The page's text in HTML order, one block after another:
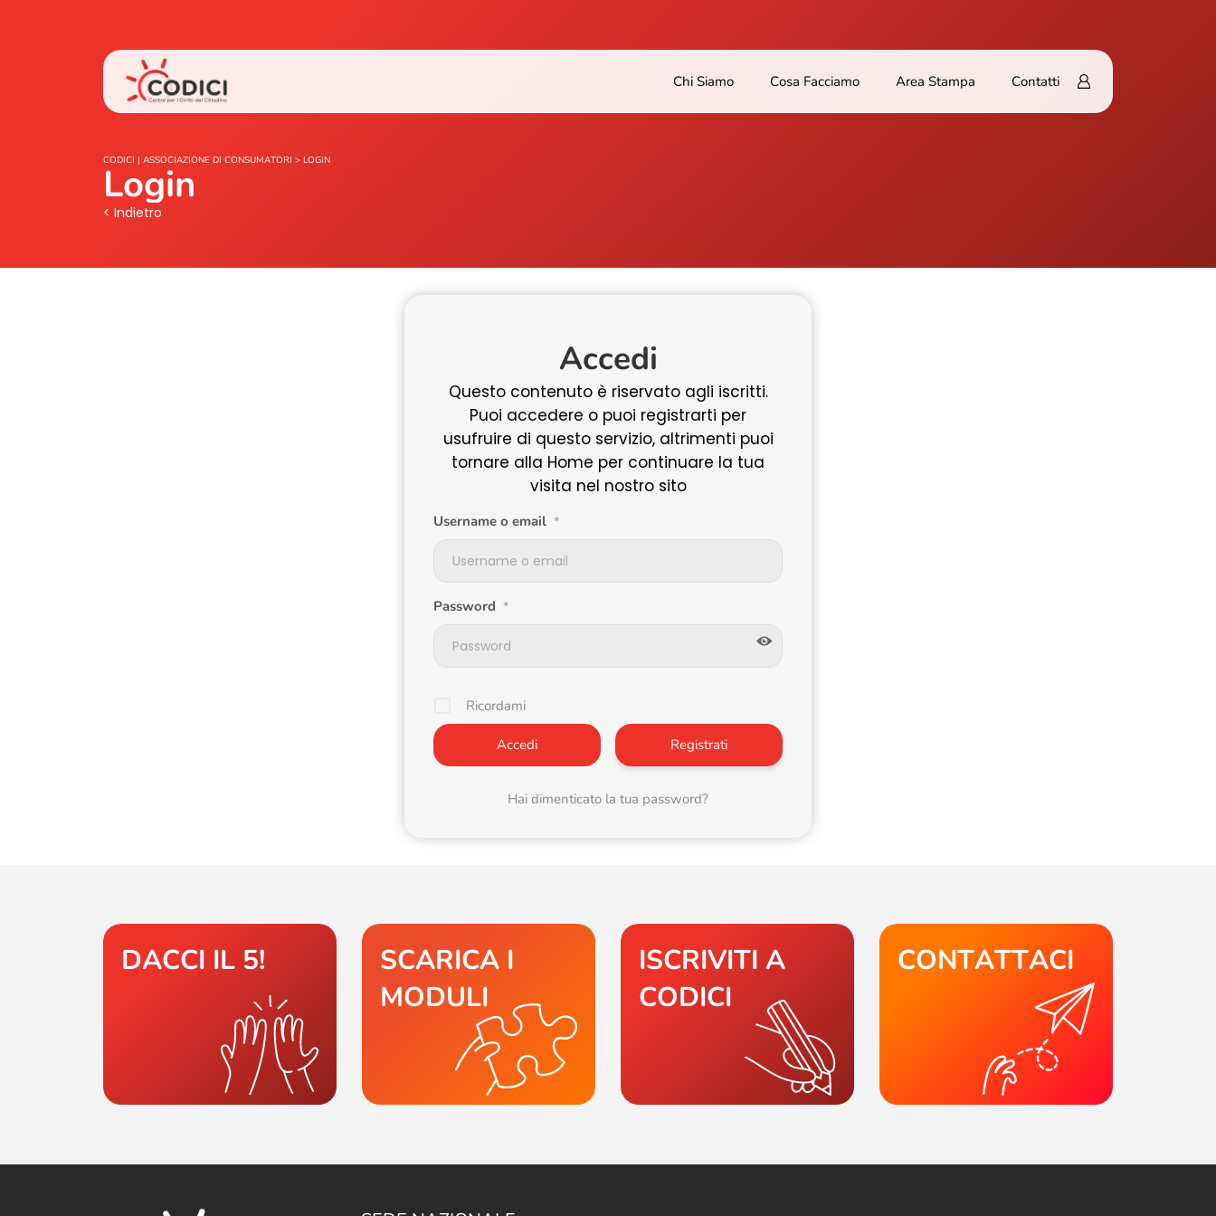
Chi Siamo Cosa Facciamo Area Stampa Contatti
CODICI | ASSOCIAZIONE DI CONSUMATORI > LOGIN
Login
< Indietro
Accedi
Questo contenuto è riservato agli iscritti.
Puoi accedere o puoi registrarti per
usufruire di questo servizio, altrimenti puoi
tornare alla Home per continuare la tua
visita nel nostro sito
Username o email *
Password *
Ricordami
Registrati
Hai dimenticato la tua password?
DACCI IL 5!
SCARICA I
MODULI
ISCRIVITI A
CODICI
CONTATTACI